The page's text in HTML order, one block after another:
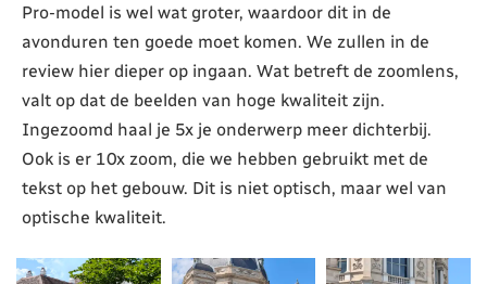
Pro-model is wel wat groter, waardoor dit in de
avonduren ten goede moet komen. We zullen in de
review hier dieper op ingaan. Wat betreft de zoomlens,
valt op dat de beelden van hoge kwaliteit zijn.
Ingezoomd haal je 5x je onderwerp meer dichterbij.
Ook is er 10x zoom, die we hebben gebruikt met de
tekst op het gebouw. Dit is niet optisch, maar wel van
optische kwaliteit.